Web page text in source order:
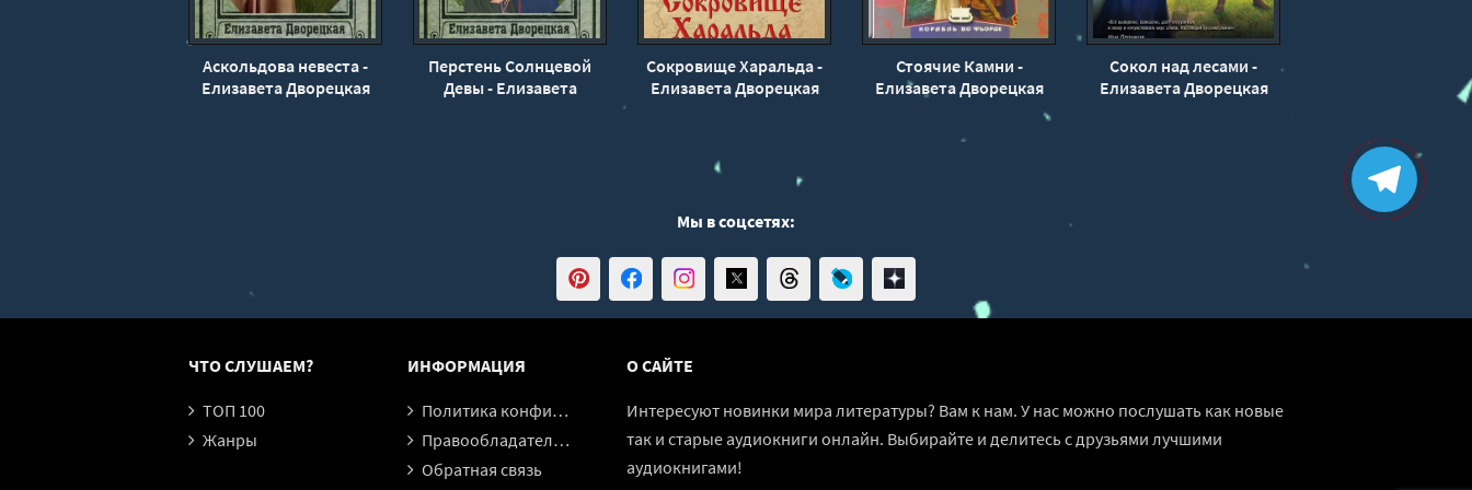
Аскольдова невеста -
Елизавета Дворецкая
Перстень Солнцевой
Девы - Елизавета
Сокровище Харальда -
Елизавета Дворецкая
Стоячие Камни -
Елизавета Дворецкая
Сокол над лесами -
Елизавета Дворецкая
Мы в соцсетях:
ЧТО СЛУШАЕМ?
ТОП 100
Жанры
ИНФОРМАЦИЯ
Политика конфиденциальности
Правообладателям
Обратная связь
О САЙТЕ
Интересуют новинки мира литературы? Вам к нам. У нас можно послушать как новые
так и старые аудиокниги онлайн. Выбирайте и делитесь с друзьями лучшими
аудиокнигами!